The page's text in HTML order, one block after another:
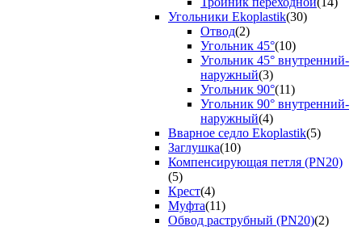
Угольники Ekoplastik(30)
Отвод(2)
Угольник 45°(10)
Угольник 45° внутренний-
наружный(3)
Угольник 90°(11)
Угольник 90° внутренний-
наружный(4)
Вварное седло Ekoplastik(5)
Заглушка(10)
Компенсирующая петля (PN20)
(5)
Крест(4)
Муфта(11)
Обвод раструбный (PN20)(2)